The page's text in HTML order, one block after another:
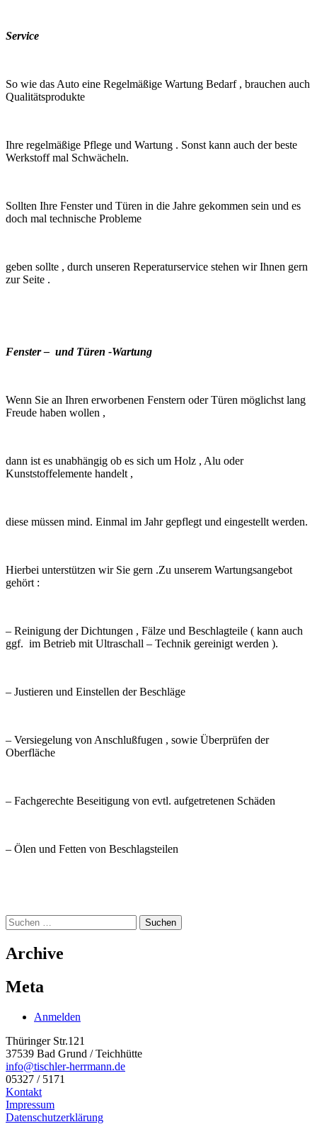
Service
So wie das Auto eine Regelmäßige Wartung Bedarf , brauchen auch
Qualitätsprodukte
Ihre regelmäßige Pflege und Wartung . Sonst kann auch der beste
Werkstoff mal Schwächeln.
Sollten Ihre Fenster und Türen in die Jahre gekommen sein und es
doch mal technische Probleme
geben sollte , durch unseren Reperaturservice stehen wir Ihnen gern
zur Seite .
Fenster – und Türen -Wartung
Wenn Sie an Ihren erworbenen Fenstern oder Türen möglichst lang
Freude haben wollen ,
dann ist es unabhängig ob es sich um Holz , Alu oder
Kunststoffelemente handelt ,
diese müssen mind. Einmal im Jahr gepflegt und eingestellt werden.
Hierbei unterstützen wir Sie gern .Zu unserem Wartungsangebot
gehört :
– Reinigung der Dichtungen , Fälze und Beschlagteile ( kann auch
ggf. im Betrieb mit Ultraschall – Technik gereinigt werden ).
– Justieren und Einstellen der Beschläge
– Versiegelung von Anschlußfugen , sowie Überprüfen der
Oberfläche
– Fachgerechte Beseitigung von evtl. aufgetretenen Schäden
– Ölen und Fetten von Beschlagsteilen
Suchen
nach:
Archive
Meta
Anmelden
Thüringer Str.121
37539 Bad Grund / Teichhütte
info@tischler-herrmann.de
05327 / 5171
Kontakt
Impressum
Datenschutzerklärung